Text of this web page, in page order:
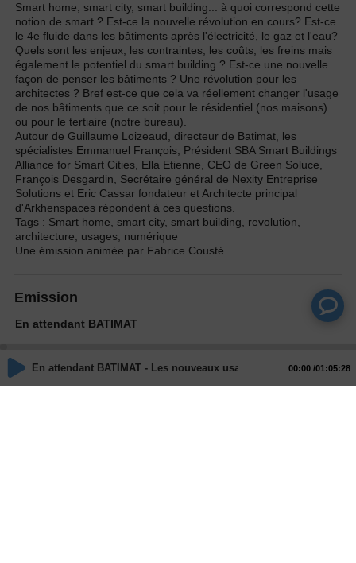
Smart home, smart city, smart building... à quoi correspond cette
notion de smart ? Est-ce la nouvelle révolution en cours? Est-ce
le 4e fluide dans les bâtiments après l'électricité, le gaz et l'eau?
Quels sont les enjeux, les contraintes, les coûts, les freins mais
également le potentiel du smart building ? Est-ce une nouvelle
façon de penser les bâtiments ? Une révolution pour les
architectes ? Bref est-ce que cela va réellement changer l'usage
de nos bâtiments que ce soit pour le résidentiel (nos maisons)
ou pour le tertiaire (notre bureau).
Autour de Guillaume Loizeaud, directeur de Batimat, les
spécialistes Emmanuel François, Président SBA Smart Buildings
Alliance for Smart Cities, Ella Etienne, CEO de Green Soluce,
François Desgardin, Secrétaire général de Nexity Entreprise
Solutions et Eric Cassar fondateur et Architecte principal
d'Arkhenspaces répondent à ces questions.
Tags : Smart home, smart city, smart building, revolution,
architecture, usages, numérique
Une émission animée par Fabrice Cousté
Emission
En attendant BATIMAT
Animateurs
En attendant BATIMAT - Les nouveaux usages du smart
00:00 01:05:28